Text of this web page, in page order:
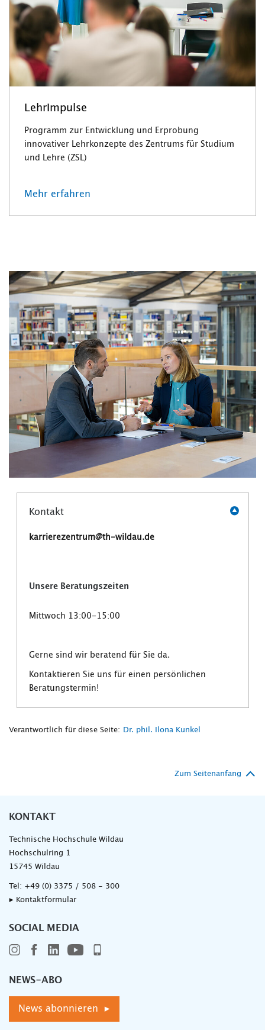
LehrImpulse
Programm zur Entwicklung und Erprobung
innovativer Lehrkonzepte des Zentrums für Studium
und Lehre (ZSL)
Mehr erfahren
Kontakt
karrierezentrum@th-wildau.de
Unsere Beratungszeiten
Mittwoch 13:00-15:00
Gerne sind wir beratend für Sie da.
Kontaktieren Sie uns für einen persönlichen
Beratungstermin!
Verantwortlich für diese Seite: Dr. phil. Ilona Kunkel
Zum Seitenanfang
KONTAKT
Technische Hochschule Wildau
Hochschulring 1
15745 Wildau
Tel: +49 (0) 3375 / 508 - 300
▸ Kontaktformular
SOCIAL MEDIA
NEWS-ABO
News abonnieren ▸